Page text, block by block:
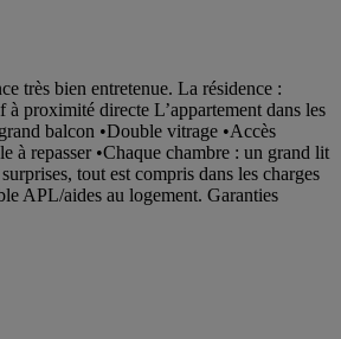
très bien entretenue. La résidence :
proximité directe L’appartement dans les
balcon •Double vitrage •Accès
à repasser •Chaque chambre : un grand lit
tout est compris dans les charges
APL/aides au logement. Garanties